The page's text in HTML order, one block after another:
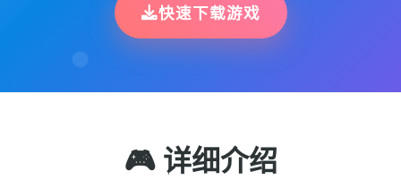
快速下载游戏
🎮 详细介绍